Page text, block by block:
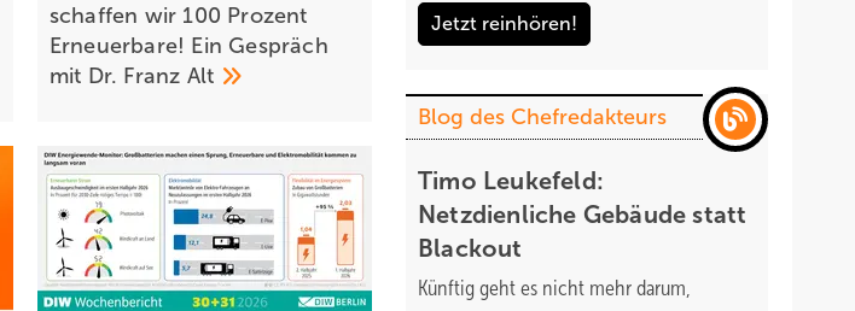
schaffen wir 100 Prozent
Erneuerbare! Ein Gespräch
mit Dr. Franz Alt
Jetzt reinhören!
Blog des Chefredakteurs
Timo Leukefeld:
Netzdienliche Gebäude statt
Blackout
Künftig geht es nicht mehr darum,